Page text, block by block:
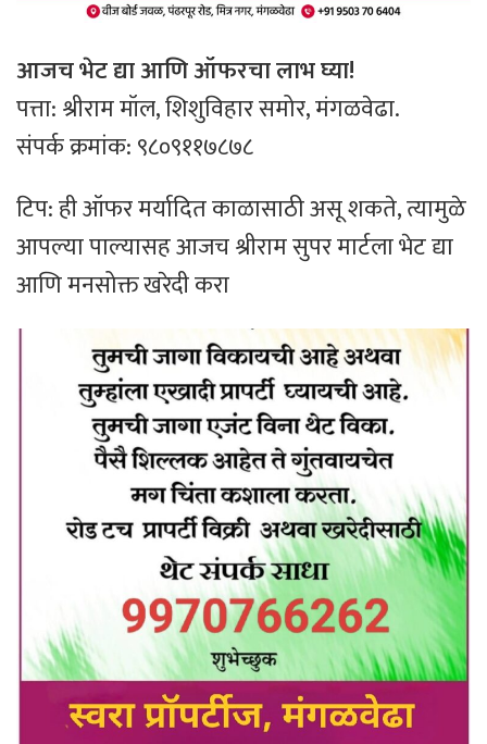
आजच भेट द्या आणि ऑफरचा लाभ घ्या!
​पत्ता: श्रीराम मॉल, शिशुविहार समोर, मंगळवेढा.
​संपर्क क्रमांक: ९८०९११७८७८
​टिप: ही ऑफर मर्यादित काळासाठी असू शकते, त्यामुळे
आपल्या पाल्यासह आजच श्रीराम सुपर मार्टला भेट द्या
आणि मनसोक्त खरेदी करा